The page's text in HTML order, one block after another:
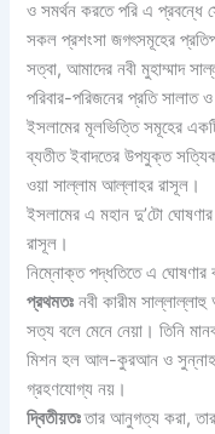
ও সমর্থন করতে পরি এ প্রবন্ধে
সকল প্রশংসা জগৎসমূহের
সত্বা, আমাদের নবী মুহাম্মাদ
পরিবার-পরিজনের প্রতি সালাত
ইসলামের মূলভিত্তি সমূহের
ব্যতীত ইবাদতের উপযুক্ত
ওয়া সাল্লাম আল্লাহর রাসূল।
ইসলামের এ মহান দু’টো
রাসূল।
নিম্নোক্ত পদ্ধতিতে এ ঘোষণার
প্রথমতঃ নবী কারীম
সত্য বলে মেনে নেয়া। তিনি
মিশন হল আল-কুরআন ও
গ্রহণযোগ্য নয়।
দ্বিতীয়তঃতার আনুগত্য করা, তার